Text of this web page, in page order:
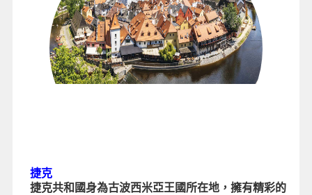
捷克
捷克共和國身為古波西米亞王國所在地，擁有精彩的